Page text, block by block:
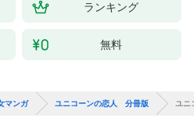
ランキング
無料
マンガ ユニコーンの恋人 分冊版 ユニ